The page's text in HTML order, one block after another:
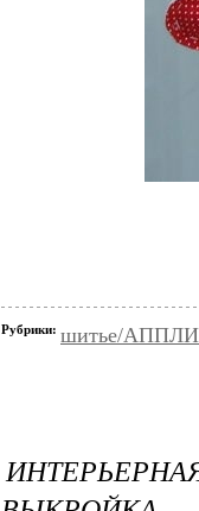
Рубрики: шитье/